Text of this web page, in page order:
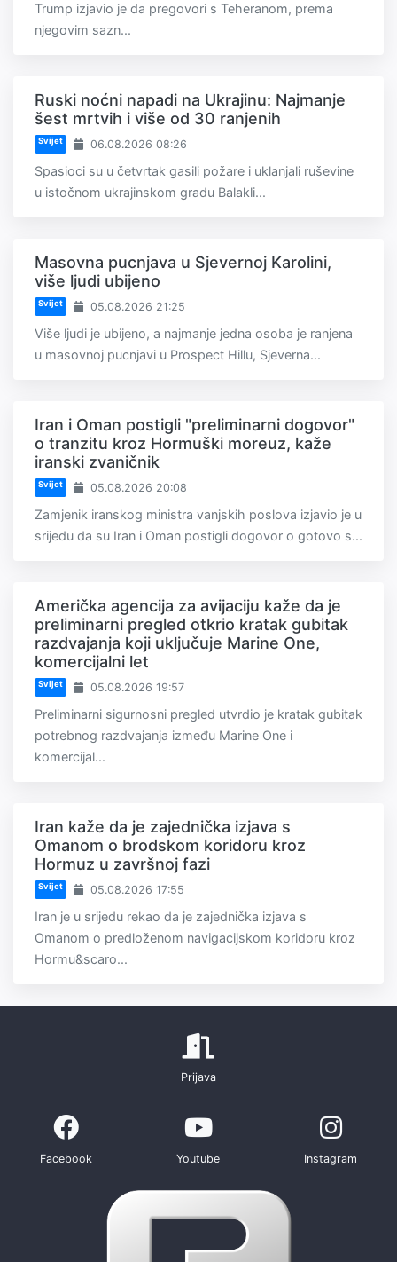
Trump izjavio je da pregovori s Teheranom, prema
njegovim sazn...
Ruski noćni napadi na Ukrajinu: Najmanje
šest mrtvih i više od 30 ranjenih
Svijet 06.08.2026 08:26
Spasioci su u četvrtak gasili požare i uklanjali ruševine
u istočnom ukrajinskom gradu Balakli...
Masovna pucnjava u Sjevernoj Karolini,
više ljudi ubijeno
Svijet 05.08.2026 21:25
Više ljudi je ubijeno, a najmanje jedna osoba je ranjena
u masovnoj pucnjavi u Prospect Hillu, Sjeverna...
Iran i Oman postigli "preliminarni dogovor"
o tranzitu kroz Hormuški moreuz, kaže
iranski zvaničnik
Svijet 05.08.2026 20:08
Zamjenik iranskog ministra vanjskih poslova izjavio je u
srijedu da su Iran i Oman postigli dogovor o gotovo s...
Američka agencija za avijaciju kaže da je
preliminarni pregled otkrio kratak gubitak
razdvajanja koji uključuje Marine One,
komercijalni let
Svijet 05.08.2026 19:57
Preliminarni sigurnosni pregled utvrdio je kratak gubitak
potrebnog razdvajanja između Marine One i
komercijal...
Iran kaže da je zajednička izjava s
Omanom o brodskom koridoru kroz
Hormuz u završnoj fazi
Svijet 05.08.2026 17:55
Iran je u srijedu rekao da je zajednička izjava s
Omanom o predloženom navigacijskom koridoru kroz
Hormu&scaro...
Prijava
Facebook Youtube Instagram